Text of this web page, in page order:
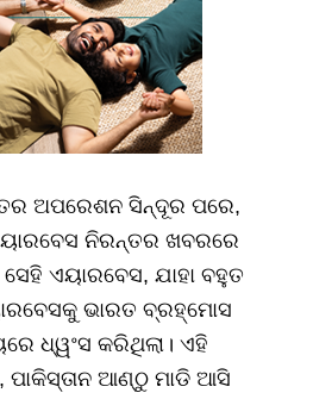
ଅପରେଶନ ସିନ୍ଦୂର ପରେ,
ନିରନ୍ତର ଖବରରେ
ଏୟାରବେସ, ଯାହା ବହୁତ
ଭାରତ ବ୍ରହ୍ମୋସ
ଧ୍ୱଂସ କରିଥିଲା। ଏହି
ଆଣ୍ଠୁ ମାଡି ଆସି